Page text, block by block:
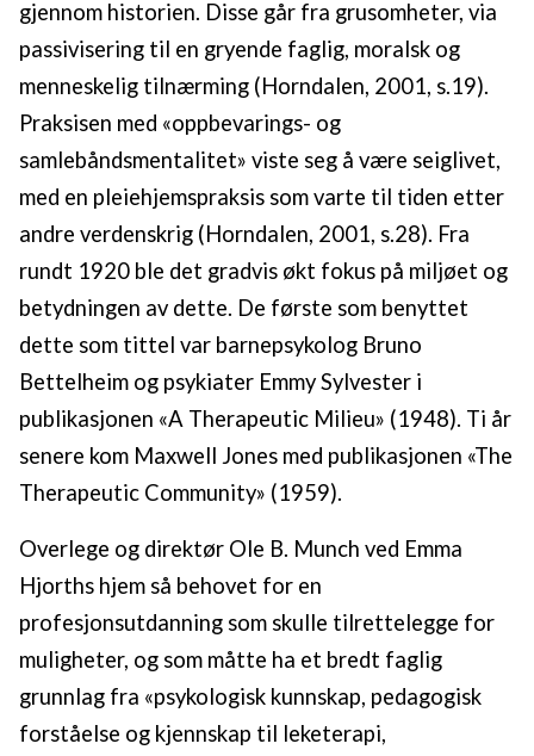
gjennom historien. Disse går fra grusomheter, via
passivisering til en gryende faglig, moralsk og
menneskelig tilnærming (Horndalen, 2001, s.19).
Praksisen med «oppbevarings- og
samlebåndsmentalitet» viste seg å være seiglivet,
med en pleiehjemspraksis som varte til tiden etter
andre verdenskrig (Horndalen, 2001, s.28). Fra
rundt 1920 ble det gradvis økt fokus på miljøet og
betydningen av dette. De første som benyttet
dette som tittel var barnepsykolog Bruno
Bettelheim og psykiater Emmy Sylvester i
publikasjonen «A Therapeutic Milieu» (1948). Ti år
senere kom Maxwell Jones med publikasjonen «The
Therapeutic Community» (1959).
Overlege og direktør Ole B. Munch ved Emma
Hjorths hjem så behovet for en
profesjonsutdanning som skulle tilrettelegge for
muligheter, og som måtte ha et bredt faglig
grunnlag fra «psykologisk kunnskap, pedagogisk
forståelse og kjennskap til leketerapi,